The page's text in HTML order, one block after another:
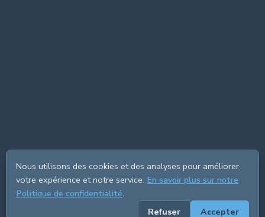
Nous utilisons des cookies et des analyses pour améliorer
votre expérience et notre service. En savoir plus sur notre
Politique de confidentialité.
Refuser
Accepter